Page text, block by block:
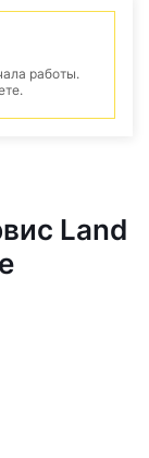
работы.
Land